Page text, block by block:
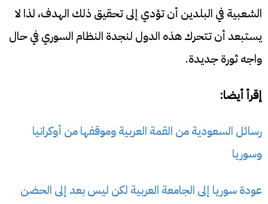
الشعبية في البلدين أن تؤدي إلى تحقيق ذلك الهدف، لذا لا
يستبعد أن تتحرك هذه الدول لنجدة النظام السوري في حال
واجه ثورة جديدة.
إقرأ أيضا:
رسائل السعودية من القمة العربية وموقفها من أوكرانيا
وسوريا
عودة سوريا إلى الجامعة العربية لكن ليس بعد إلى الحضن